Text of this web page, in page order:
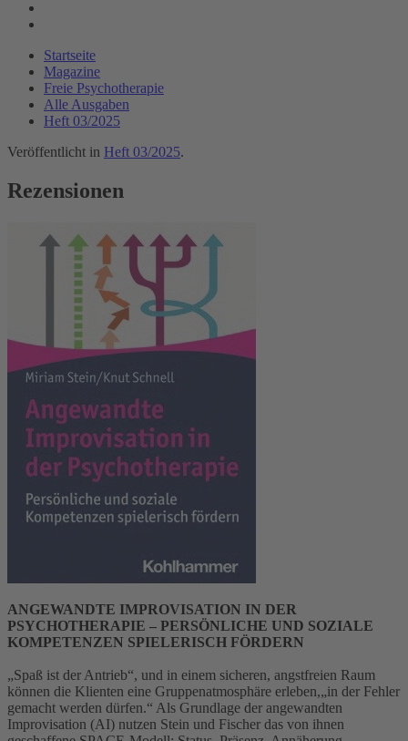
Startseite
Magazine
Freie Psychotherapie
Alle Ausgaben
Heft 03/2025
Veröffentlicht in Heft 03/2025.
Rezensionen
ANGEWANDTE IMPROVISATION IN DER
PSYCHOTHERAPIE – PERSÖNLICHE UND SOZIALE
KOMPETENZEN SPIELERISCH FÖRDERN
„Spaß ist der Antrieb“, und in einem sicheren, angstfreien Raum
können die Klienten eine Gruppenatmosphäre erleben,„in der Fehler
gemacht werden dürfen.“ Als Grundlage der angewandten
Improvisation (AI) nutzen Stein und Fischer das von ihnen